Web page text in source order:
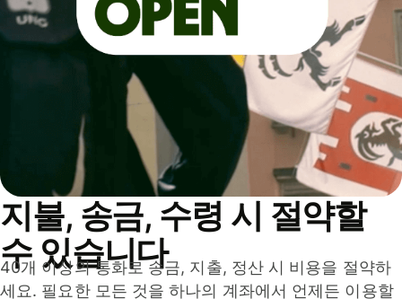
지불, 송금, 수령 시 절약할
수 있습니다
40개 이상의 통화로 송금, 지출, 정산 시 비용을 절약하
세요. 필요한 모든 것을 하나의 계좌에서 언제든 이용할